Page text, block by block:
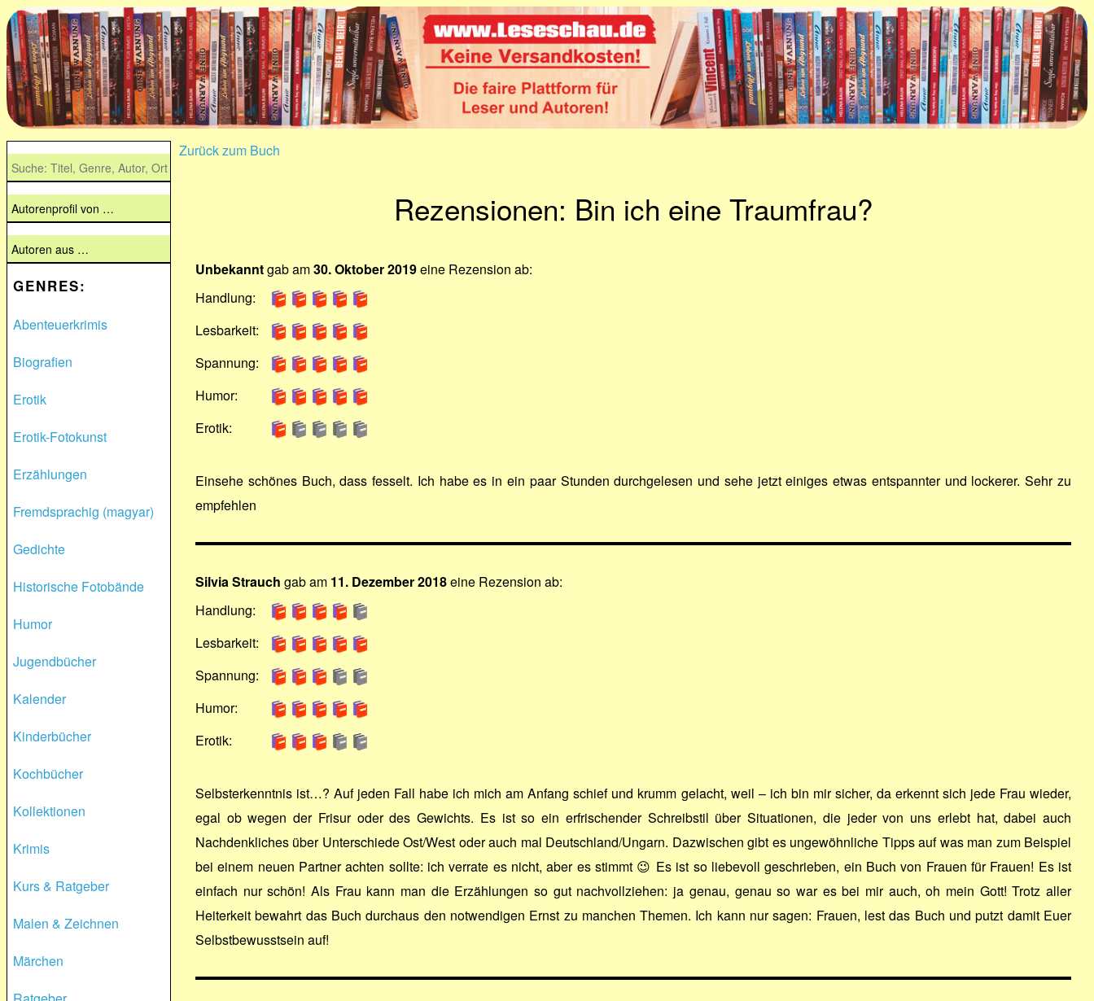
GENRES:
Abenteuerkrimis
Biografien
Erotik
Erotik-Fotokunst
Erzählungen
Fremdsprachig (magyar)
Gedichte
Historische Fotobände
Humor
Jugendbücher
Kalender
Kinderbücher
Kochbücher
Kollektionen
Krimis
Kurs & Ratgeber
Malen & Zeichnen
Märchen
Zurück zum Buch
Rezensionen: Bin ich eine Traumfrau?
Unbekanntgab am30. Oktober 2019eine Rezension ab:
Handlung:
Lesbarkeit:
Spannung:
Humor:
Erotik:
Einsehe schönes Buch, dass fesselt. Ich habe es in ein paar Stunden durchgelesen und sehe jetzt einiges etwas entspannter und lockerer. Sehr zu
empfehlen
Silvia Strauch gab am 11. Dezember 2018eine Rezension ab:
Handlung:
Lesbarkeit:
Spannung:
Humor:
Erotik:
Selbsterkenntnis ist…? Auf jeden Fall habe ich mich am Anfang schief und krumm gelacht, weil – ich bin mir sicher, da erkennt sich jede Frau wieder,
egal ob wegen der Frisur oder des Gewichts. Es ist so ein erfrischender Schreibstil über Situationen, die jeder von uns erlebt hat, dabei auch
Nachdenkliches über Unterschiede Ost/West oder auch mal Deutschland/Ungarn. Dazwischen gibt es ungewöhnliche Tipps auf was man zum Beispiel
bei einem neuen Partner achten sollte: ich verrate es nicht, aber es stimmt 😉 Es ist so liebevoll geschrieben, ein Buch von Frauen für Frauen! Es ist
einfach nur schön! Als Frau kann man die Erzählungen so gut nachvollziehen: ja genau, genau so war es bei mir auch, oh mein Gott! Trotz aller
Heiterkeit bewahrt das Buch durchaus den notwendigen Ernst zu manchen Themen. Ich kann nur sagen: Frauen, lest das Buch und putzt damit Euer
Selbstbewusstsein auf!